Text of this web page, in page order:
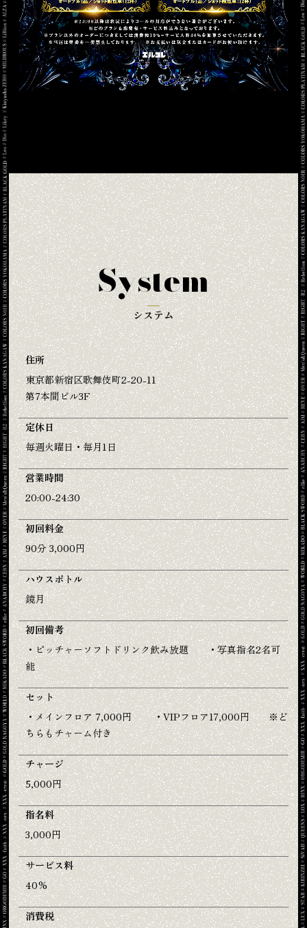
System
システム
住所
東京都新宿区歌舞伎町2-20-11
第7本間ビル3F
定休日
毎週火曜日・毎月1日
営業時間
20:00-24:30
初回料金
90分 3,000円
ハウスボトル
鏡月
初回備考
・ピッチャーソフトドリンク飲み放題 ・写真指名2名可
能
セット
・メインフロア 7,000円 ・VIPフロア17,000円 ※ど
ちらもチャーム付き
チャージ
5,000円
指名料
3,000円
サービス料
40%
消費税